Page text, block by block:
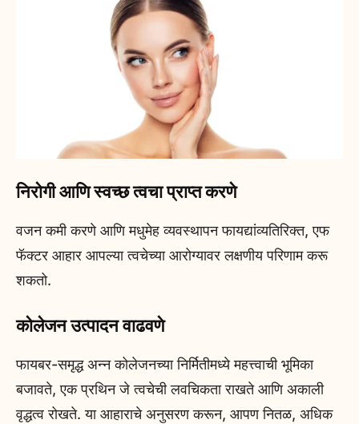
निरोगी आणि स्वच्छ त्वचा प्राप्त करणे
वजन कमी करणे आणि मधुमेह व्यवस्थापन फायद्यांव्यतिरिक्त, एफ
फॅक्टर आहार आपल्या त्वचेच्या आरोग्यावर लक्षणीय परिणाम करू
शकतो.
कोलेजन उत्पादन वाढवणे
फायबर-समृद्ध अन्न कोलेजनच्या निर्मितीमध्ये महत्त्वाची भूमिका
बजावते, एक प्रथिन जे त्वचेची लवचिकता राखते आणि अकाली
वृद्धत्व रोखते. या आहाराचे अनुसरण करून, आपण नितळ, अधिक